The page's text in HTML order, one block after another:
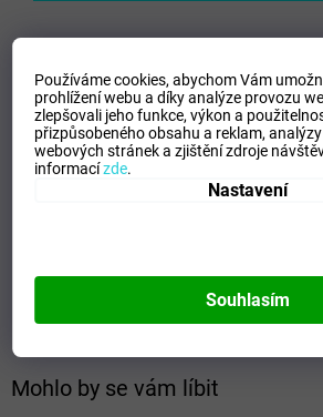
Používáme cookies, abychom Vám
prohlížení webu a díky analýze provozu
zlepšovali jeho funkce, výkon a
přizpůsobeného obsahu a reklam,
webových stránek a zjištění zdroje
informacízde.
Nastavení
Souhlasím
Mohlo by se vám líbit
Doplňkové parametry
Kategorie:
Pánské trika
EAN:
5059431298246
Velikost:
Muži
Materiálové složení:
60% Cotton, 40%
White/Navy